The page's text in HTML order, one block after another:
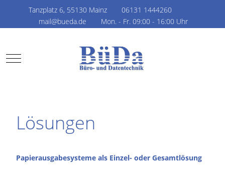
Tanzplatz 6, 55130 Mainz
06131 1444260
mail@bueda.de
Mon. - Fr. 09:00 - 16:00 Uhr
Mobile Menu Toggle
Lösungen
Papierausgabesysteme als Einzel- oder Gesamtlösung